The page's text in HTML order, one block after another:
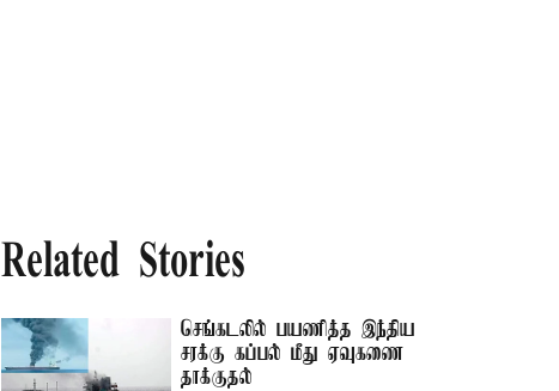
Related Stories
செங்கடலில் பயணித்த இந்திய
சரக்கு கப்பல் மீது ஏவுகணை
தாக்குதல்